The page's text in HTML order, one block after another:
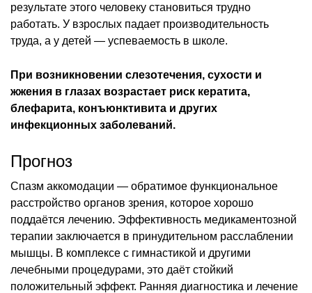
результате этого человеку становиться трудно
работать. У взрослых падает производительность
труда, а у детей — успеваемость в школе.
При возникновении слезотечения, сухости и
жжения в глазах возрастает риск кератита,
блефарита, конъюнктивита и других
инфекционных заболеваний.
Прогноз
Спазм аккомодации — обратимое функциональное
расстройство органов зрения, которое хорошо
поддаётся лечению. Эффективность медикаментозной
терапии заключается в принудительном расслаблении
мышцы. В комплексе с гимнастикой и другими
лечебными процедурами, это даёт стойкий
положительный эффект. Ранняя диагностика и лечение